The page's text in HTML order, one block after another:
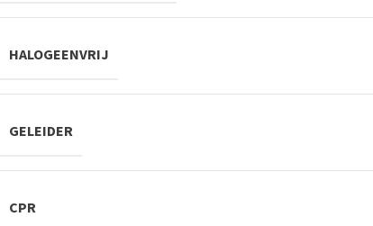
HALOGEENVRIJ
GELEIDER
CPR